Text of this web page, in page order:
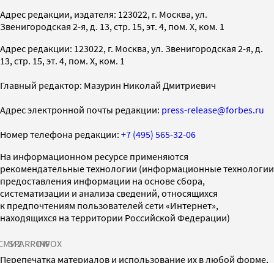
Адрес редакции, издателя: 123022, г. Москва, ул.
Звенигородская 2-я, д. 13, стр. 15, эт. 4, пом. X, ком. 1
Адрес редакции: 123022, г. Москва, ул. Звенигородская 2-я, д.
13, стр. 15, эт. 4, пом. X, ком. 1
Главный редактор: Мазурин Николай Дмитриевич
Адрес электронной почты редакции: press-release@forbes.ru
Номер телефона редакции: +7 (495) 565-32-06
На информационном ресурсе применяются
рекомендательные технологии (информационные технологии
предоставления информации на основе сбора,
систематизации и анализа сведений, относящихся
к предпочтениям пользователей сети «Интернет»,
находящихся на территории Российской Федерации)
SPARROWINFOX
Перепечатка материалов и использование их в любой форме,